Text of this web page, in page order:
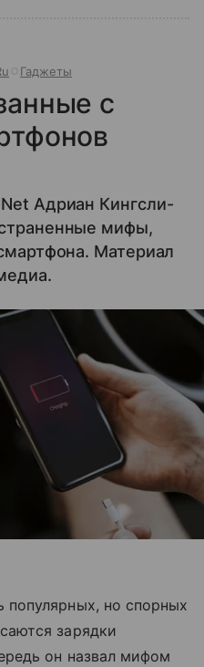
Гаджеты
с
Адриан Кингсли-
мифы,
Материал
популярных, но спорных
зарядки
он назвал мифом